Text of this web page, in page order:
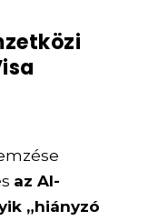
az AI-
„hiányzó